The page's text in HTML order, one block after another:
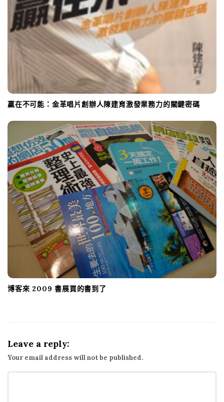
贏在不可能：金革唱片創辦人陳建育激發業務力的關鍵密碼
博客來 2009 書展買的書到了
Leave a reply:
Your email address will not be published.